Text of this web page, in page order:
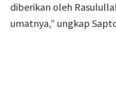
diberikan oleh
umatnya,” ungkap